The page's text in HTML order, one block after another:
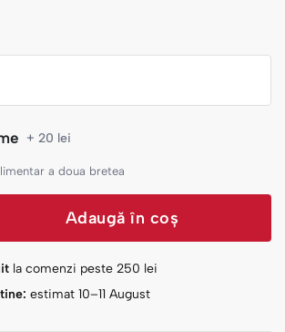
+ 20 lei
a doua bretea
Adaugă în coș
la comenzi peste 250 lei
estimat 10–11 August